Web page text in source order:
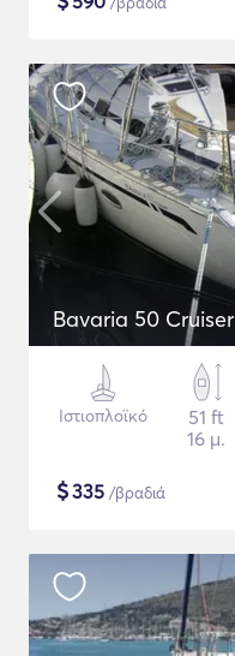
Bavaria 50 Cruiser
Ιστιοπλοϊκό
51 ft
16 μ.
$335 /βραδιά